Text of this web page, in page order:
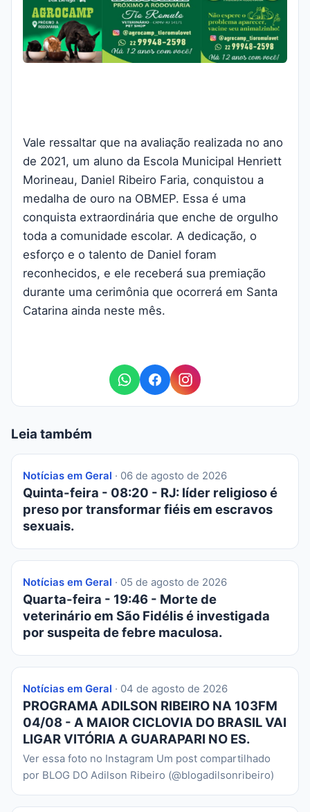
Vale ressaltar que na avaliação realizada no ano
de 2021, um aluno da Escola Municipal Henriett
Morineau, Daniel Ribeiro Faria, conquistou a
medalha de ouro na OBMEP. Essa é uma
conquista extraordinária que enche de orgulho
toda a comunidade escolar. A dedicação, o
esforço e o talento de Daniel foram
reconhecidos, e ele receberá sua premiação
durante uma cerimônia que ocorrerá em Santa
Catarina ainda neste mês.
Leia também
Notícias em Geral · 06 de agosto de 2026
Quinta-feira - 08:20 - RJ: líder religioso é
preso por transformar fiéis em escravos
sexuais.
Notícias em Geral · 05 de agosto de 2026
Quarta-feira - 19:46 - Morte de
veterinário em São Fidélis é investigada
por suspeita de febre maculosa.
Notícias em Geral · 04 de agosto de 2026
PROGRAMA ADILSON RIBEIRO NA 103FM
04/08 - A MAIOR CICLOVIA DO BRASIL VAI
LIGAR VITÓRIA A GUARAPARI NO ES.
Ver essa foto no Instagram Um post compartilhado
por BLOG DO Adilson Ribeiro (@blogadilsonribeiro)